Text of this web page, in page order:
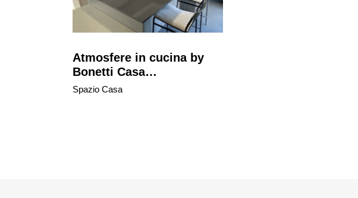
Atmosfere in cucina by
Bonetti Casa…
Spazio Casa